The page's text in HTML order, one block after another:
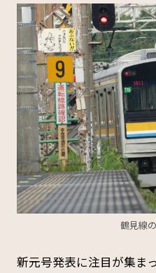
鶴見線
新元号発表に注目が集ま